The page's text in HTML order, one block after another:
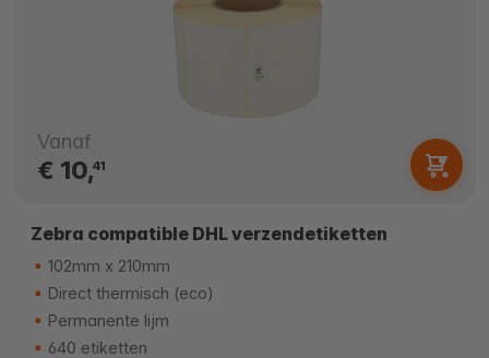
Vanaf
€ 10,41
Zebra compatible DHL verzendetiketten
102mm x 210mm
Direct thermisch (eco)
Permanente lijm
640 etiketten